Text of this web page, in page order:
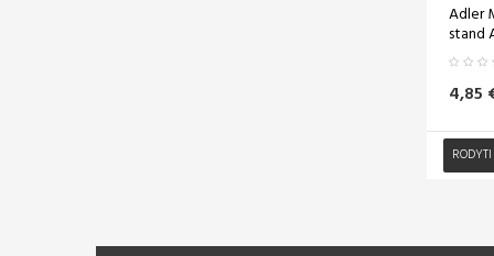
Adler
stand
4,85